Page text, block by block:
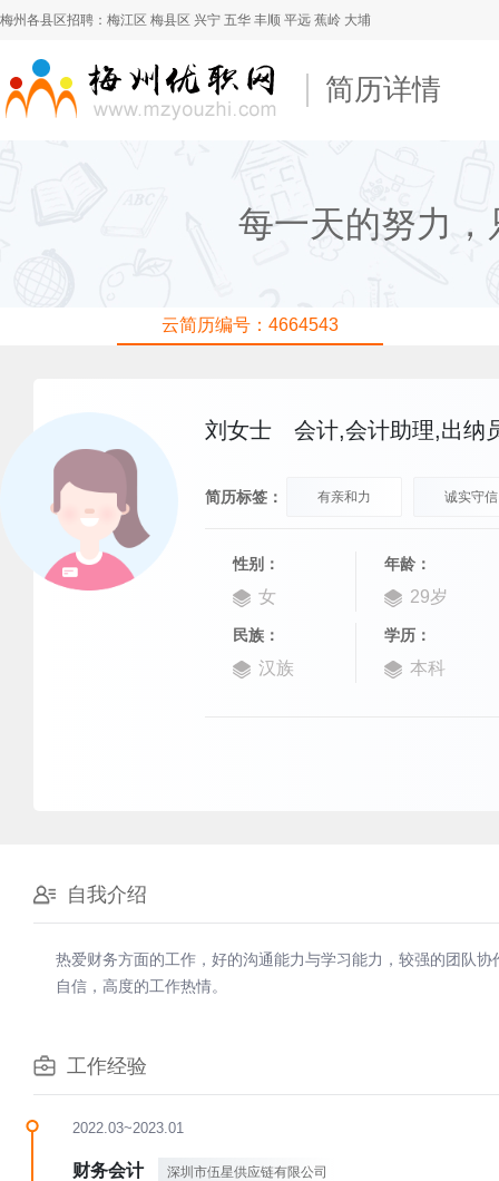
梅州各县区招聘： 梅江区 梅县区 兴宁 五华 丰顺 平远 蕉岭 大埔
简历详情
每一天的努力
云简历编号：4664543
刘女士 会计,会计助理,出纳
简历标签： 有亲和力 诚实守信
性别：
女
年龄：
29岁
民族：
汉族
学历：
本科
自我介绍
热爱财务方面的工作，好的沟通能力与学习能力，较强的团队
自信，高度的工作热情。
工作经验
2022.03~2023.01
财务会计 深圳市伍星供应链有限公司